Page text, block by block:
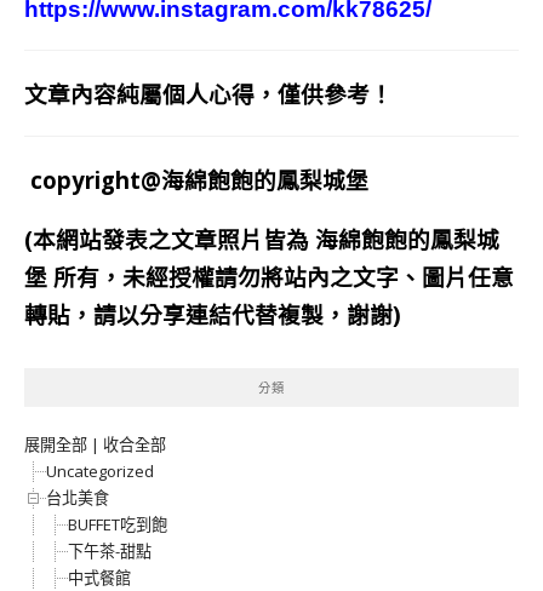
https://www.instagram.com/kk78625/
文章內容純屬個人心得，僅供參考！
copyright@海綿飽飽的鳳梨城堡
(本網站發表之文章照片皆為 海綿飽飽的鳳梨城
堡 所有，未經授權請勿將站內之文字、圖片任意
轉貼，請以分享連結代替複製，謝謝)
分類
展開全部 | 收合全部
Uncategorized
台北美食
BUFFET吃到飽
下午茶-甜點
中式餐館